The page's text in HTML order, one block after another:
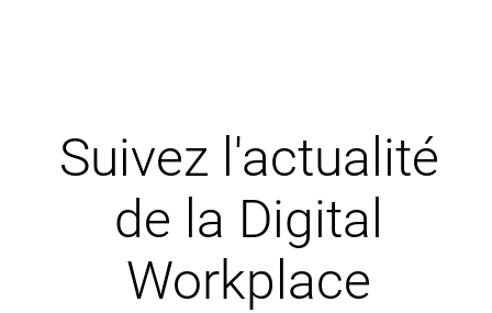
Suivez l'actualité
de la Digital
Workplace